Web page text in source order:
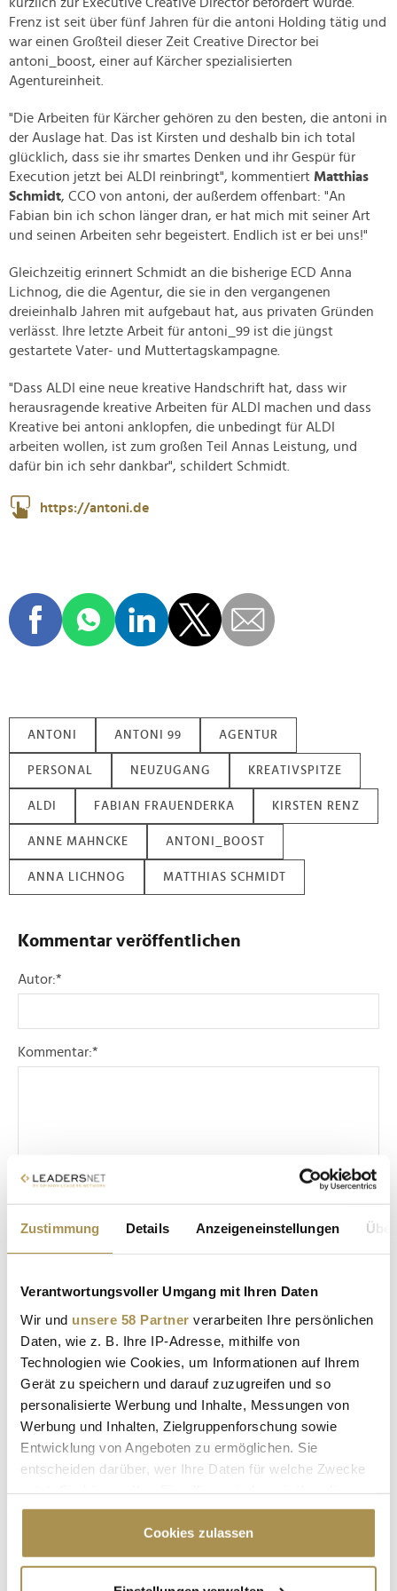
Zustimmung Details Anzeigeneinstellungen
Verantwortungsvoller Umgang mit Ihren Daten
Wir und unsere 58 Partner verarbeiten Ihre persönlichen
Daten, wie z. B. Ihre IP-Adresse, mithilfe von
Technologien wie Cookies, um Informationen auf Ihrem
Gerät zu speichern und darauf zuzugreifen und so
personalisierte Werbung und Inhalte, Messungen von
Werbung und Inhalten, Zielgruppenforschung sowie
Entwicklung von Angeboten zu ermöglichen. Sie
entscheiden darüber, wer Ihre Daten für welche Zwecke
Cookie-Erklärung oder durch Klicken auf das Privacy
Trigger Symbol ändern oder widerrufen
Cookies zulassen
Frenz ist seit über fünf Jahren für die antoni Holding tätig und
war einen Großteil dieser Zeit Creative Director bei
antoni_boost, einer auf Kärcher spezialisierten
Agentureinheit.
"Die Arbeiten für Kärcher gehören zu den besten, die antoni in
der Auslage hat. Das ist Kirsten und deshalb bin ich total
glücklich, dass sie ihr smartes Denken und ihr Gespür für
Execution jetzt bei ALDI reinbringt", kommentiert Matthias
Schmidt, CCO von antoni, der außerdem offenbart: "An
Fabian bin ich schon länger dran, er hat mich mit seiner Art
und seinen Arbeiten sehr begeistert. Endlich ist er bei uns!"
Gleichzeitig erinnert Schmidt an die bisherige ECD Anna
Lichnog, die die Agentur, die sie in den vergangenen
dreieinhalb Jahren mit aufgebaut hat, aus privaten Gründen
verlässt. Ihre letzte Arbeit für antoni_99 ist die jüngst
gestartete Vater- und Muttertagskampagne.
"Dass ALDI eine neue kreative Handschrift hat, dass wir
herausragende kreative Arbeiten für ALDI machen und dass
Kreative bei antoni anklopfen, die unbedingt für ALDI
arbeiten wollen, ist zum großen Teil Annas Leistung, und
dafür bin ich sehr dankbar", schildert Schmidt.
https://antoni.de
ANTONI ANTONI 99 AGENTUR
PERSONAL NEUZUGANG KREATIVSPITZE
ALDI FABIAN FRAUENDERKA KIRSTEN RENZ
ANNE MAHNCKE ANTONI_BOOST
ANNA LICHNOG MATTHIAS SCHMIDT
Kommentar veröffentlichen
Autor:*
Kommentar:*
Sicherheitscode bestätigen:*
ABSENDEN
* Pflichtfelder.
LEADERSNET.TV